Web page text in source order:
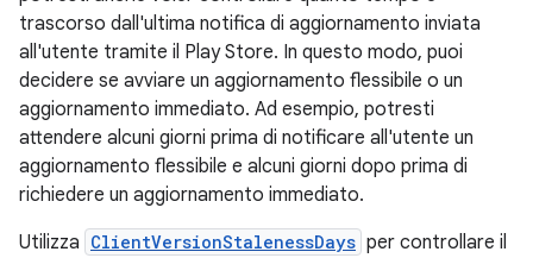
trascorso dall'ultima notifica di aggiornamento inviata
all'utente tramite il Play Store. In questo modo, puoi
decidere se avviare un aggiornamento flessibile o un
aggiornamento immediato. Ad esempio, potresti
attendere alcuni giorni prima di notificare all'utente un
aggiornamento flessibile e alcuni giorni dopo prima di
richiedere un aggiornamento immediato.
Utilizza ClientVersionStalenessDays per controllare il